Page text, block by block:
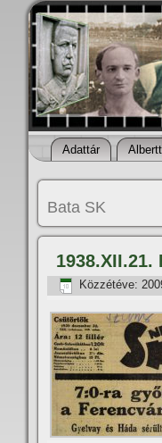
Adattár
Bata SK
1938.XII.21.
Közzétéve: